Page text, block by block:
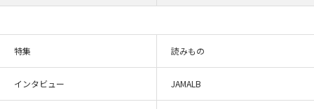
特集 読みもの
インタビュー JAMALB